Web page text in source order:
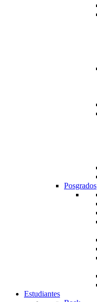
Posgrados
Estudiantes